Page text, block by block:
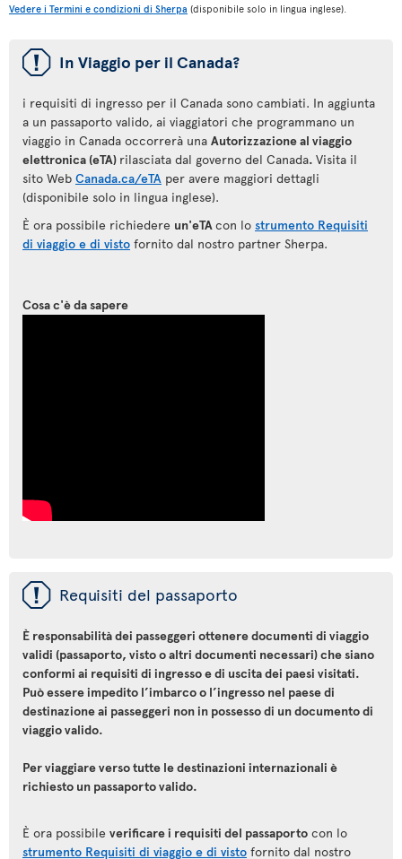
Vedere i Termini e condizioni di Sherpa (disponibile solo in lingua inglese).
ü In Viaggio per il Canada?
i requisiti di ingresso per il Canada sono cambiati. In aggiunta
a un passaporto valido, ai viaggiatori che programmano un
viaggio in Canada occorrerà una Autorizzazione al viaggio
elettronica (eTA) rilasciata dal governo del Canada. Visita il
sito Web Canada.ca/eTA per avere maggiori dettagli
(disponibile solo in lingua inglese).
È ora possibile richiedere un'eTAcon lo strumento Requisiti
di viaggio e di visto fornito dal nostro partner Sherpa.
Cosa c'è da sapere
ü Requisiti del passaporto
È responsabilità dei passeggeri ottenere documenti di viaggio
validi (passaporto, visto o altri documenti necessari) che siano
conformi ai requisiti di ingresso e di uscita dei paesi visitati.
Può essere impedito l’imbarco o l’ingresso nel paese di
destinazione ai passeggeri non in possesso di un documento di
viaggio valido.
Per viaggiare verso tutte le destinazioni internazionali è
richiesto un passaporto valido.
È ora possibile verificare i requisiti del passaporto con lo
strumento Requisiti di viaggio e di visto fornito dal nostro